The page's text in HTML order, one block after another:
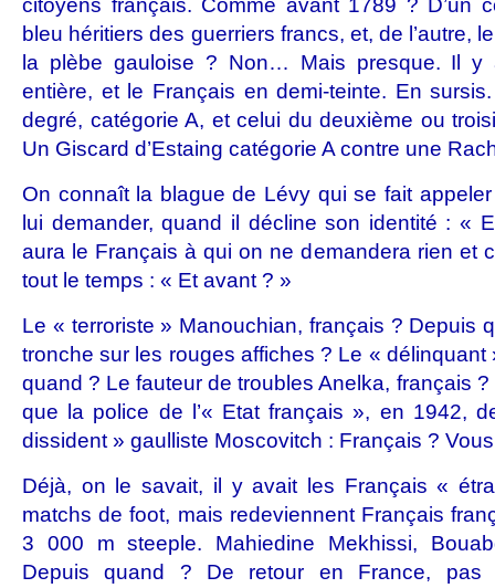
citoyens français. Comme avant 1789 ? D’un
bleu héritiers des guerriers francs, et, de l’autre,
la plèbe gauloise ? Non… Mais presque. Il y
entière, et le Français en demi-teinte. En
degré, catégorie A, et celui du deuxième ou
Un Giscard d’Estaing catégorie A contre une
On connaît la blague de Lévy qui se fait
lui demander, quand il décline son identité : «
aura le Français à qui on ne demandera rien et
tout le temps : « Et avant ? »
Le « terroriste » Manouchian, français ? Depuis
tronche sur les rouges affiches ? Le «
quand ? Le fauteur de troubles Anelka, français ?
que la police de l’« Etat français », en 1942,
dissident » gaulliste Moscovitch : Français ?
Déjà, on le savait, il y avait les Français «
matchs de foot, mais redeviennent Français
3 000 m steeple. Mahiedine Mekhissi,
Depuis quand ? De retour en France, pas